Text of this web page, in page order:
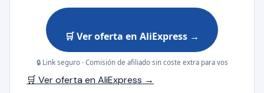
🛒 Ver oferta en AliExpress →
🔒 Link seguro · Comisión de afiliado sin coste extra para vos
🛒 Ver oferta en AliExpress →